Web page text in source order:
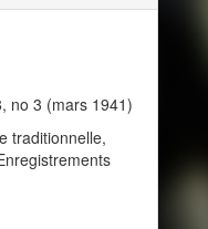
no 3 (mars 1941)
traditionnelle,